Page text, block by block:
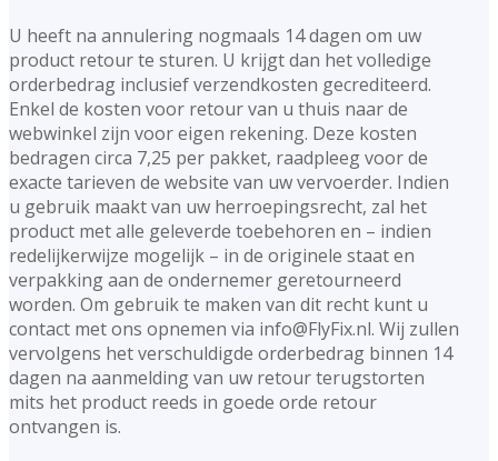
U heeft na annulering nogmaals 14 dagen om uw
product retour te sturen. U krijgt dan het volledige
orderbedrag inclusief verzendkosten gecrediteerd.
Enkel de kosten voor retour van u thuis naar de
webwinkel zijn voor eigen rekening. Deze kosten
bedragen circa 7,25 per pakket, raadpleeg voor de
exacte tarieven de website van uw vervoerder. Indien
u gebruik maakt van uw herroepingsrecht, zal het
product met alle geleverde toebehoren en – indien
redelijkerwijze mogelijk – in de originele staat en
verpakking aan de ondernemer geretourneerd
worden. Om gebruik te maken van dit recht kunt u
contact met ons opnemen via info@FlyFix.nl. Wij zullen
vervolgens het verschuldigde orderbedrag binnen 14
dagen na aanmelding van uw retour terugstorten
mits het product reeds in goede orde retour
ontvangen is.